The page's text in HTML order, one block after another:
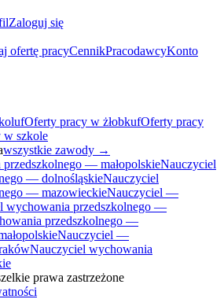
Zaloguj się
ofertę pracyCennikPracodawcyKonto
fOferty pracy w żłobkufOferty pracy
w szkole
wszystkie zawody →
— małopolskieNauczyciel
— dolnośląskieNauczyciel
— mazowieckieNauczyciel —
wychowania przedszkolnego —
przedszkolnego —
Nauczyciel —
Nauczyciel wychowania
prawa zastrzeżone